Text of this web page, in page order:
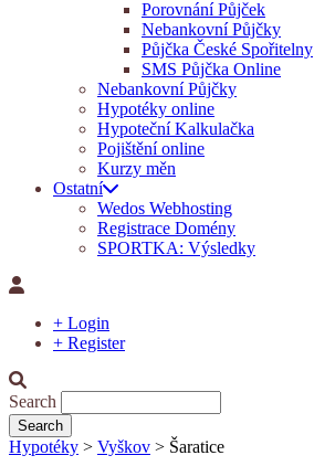
Porovnání Půjček
Nebankovní Půjčky
Půjčka České Spořitelny
SMS Půjčka Online
Nebankovní Půjčky
Hypotéky online
Hypoteční Kalkulačka
Pojištění online
Kurzy měn
Ostatní
Wedos Webhosting
Registrace Domény
SPORTKA: Výsledky
+ Login
+ Register
Search
Hypotéky > Vyškov > Šaratice